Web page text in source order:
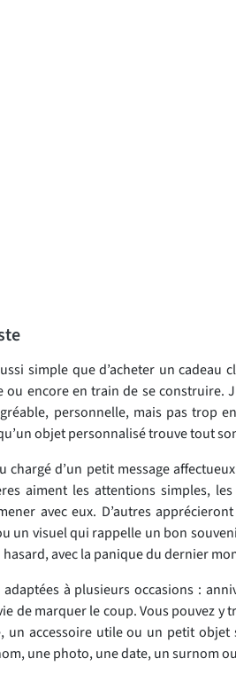
simple que d’acheter un cadeau
encore en train de se construire.
personnelle, mais pas trop
objet personnalisé trouve tout
d’un petit message
aiment les attentions simples,
avec eux. D’autres
visuel qui rappelle un bon
avec la panique du dernier
adaptées à plusieurs occasions :
de marquer le coup. Vous pouvez y
accessoire utile ou un petit objet
une photo, une date, un surnom